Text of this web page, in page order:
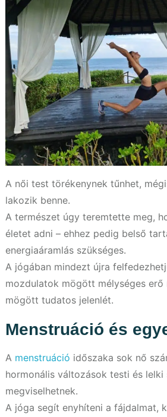
A női test törékenynek tűnhet,
lakozik benne.
A természet úgy teremtette meg,
életet adni – ehhez pedig belső
energiaáramlás szükséges.
A jógában mindezt újra
mozdulatok mögött mélységes erő
mögött tudatos jelenlét.
Menstruáció és
A menstruáció időszaka sok nő
hormonális változások testi és lelki
megviselhetnek.
A jóga segít enyhíteni a fájdalmat,